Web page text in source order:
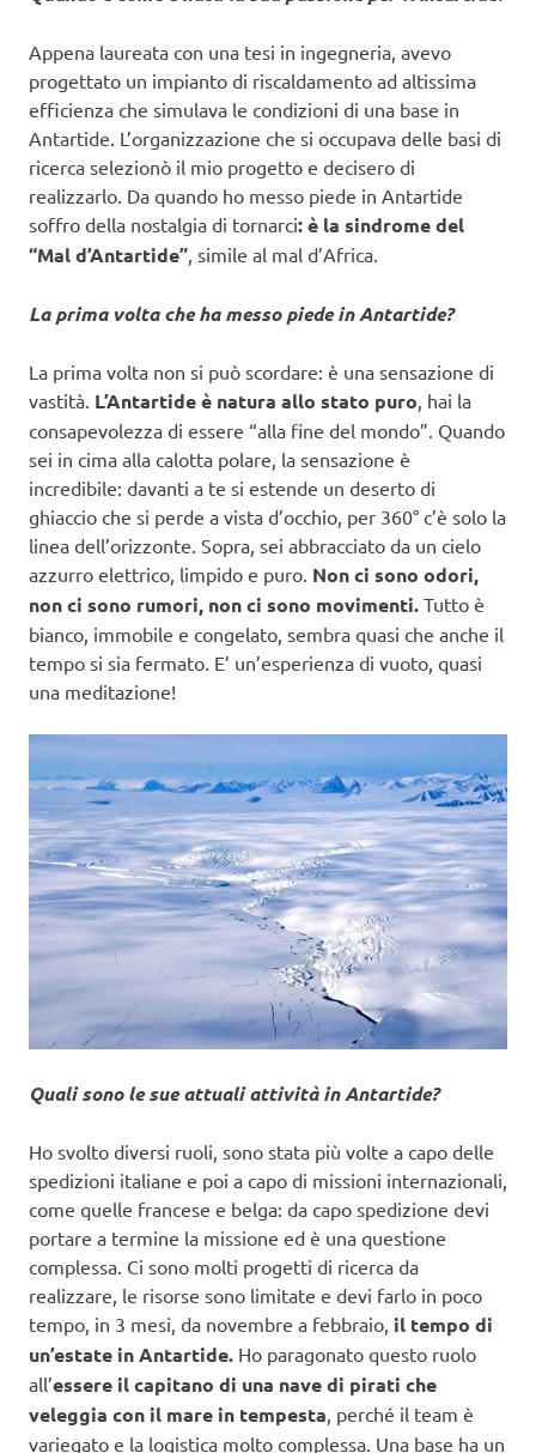
Appena laureata con una tesi in ingegneria, avevo
progettato un impianto di riscaldamento ad altissima
efficienza che simulava le condizioni di una base in
Antartide. L’organizzazione che si occupava delle basi di
ricerca selezionò il mio progetto e decisero di
realizzarlo. Da quando ho messo piede in Antartide
soffro della nostalgia di tornarci: è la sindrome del
“Mal d’Antartide” , simile al mal d’Africa.
La prima volta che ha messo piede in Antartide?
La prima volta non si può scordare: è una sensazione di
vastità. L’Antartide è natura allo stato puro , hai la
consapevolezza di essere “alla fine del mondo”. Quando
sei in cima alla calotta polare, la sensazione è
incredibile: davanti a te si estende un deserto di
ghiaccio che si perde a vista d’occhio, per 360° c’è solo la
linea dell’orizzonte. Sopra, sei abbracciato da un cielo
azzurro elettrico, limpido e puro. Non ci sono odori,
non ci sono rumori, non ci sono movimenti. Tutto è
bianco, immobile e congelato, sembra quasi che anche il
tempo si sia fermato. E’ un’esperienza di vuoto, quasi
una meditazione!
Quali sono le sue attuali attività in Antartide?
Ho svolto diversi ruoli, sono stata più volte a capo delle
spedizioni italiane e poi a capo di missioni internazionali,
come quelle francese e belga: da capo spedizione devi
portare a termine la missione ed è una questione
complessa. Ci sono molti progetti di ricerca da
realizzare, le risorse sono limitate e devi farlo in poco
tempo, in 3 mesi, da novembre a febbraio, il tempo di
un’estate in Antartide. Ho paragonato questo ruolo
all’essere il capitano di una nave di pirati che
veleggia con il mare in tempesta , perché il team è
variegato e la logistica molto complessa. Una base ha un